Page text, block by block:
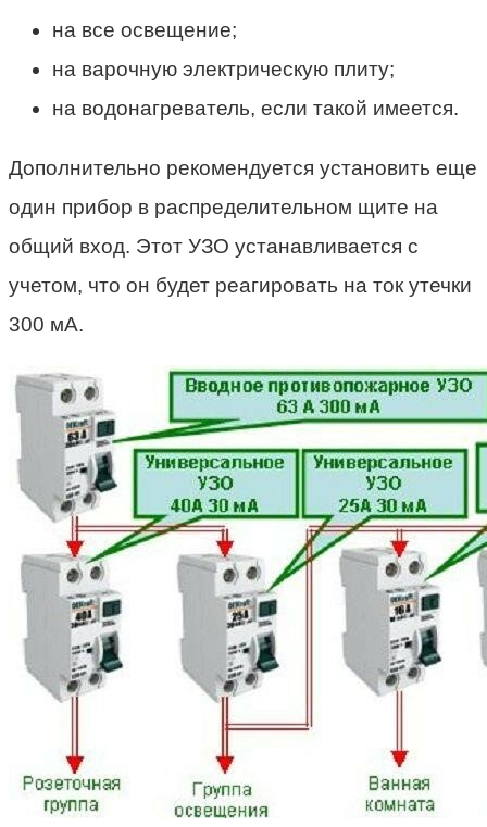
на все освещение;
на варочную электрическую плиту;
на водонагреватель, если такой имеется.
Дополнительно рекомендуется установить еще
один прибор в распределительном щите на
общий вход. Этот УЗО устанавливается с
учетом, что он будет реагировать на ток утечки
300 мА.